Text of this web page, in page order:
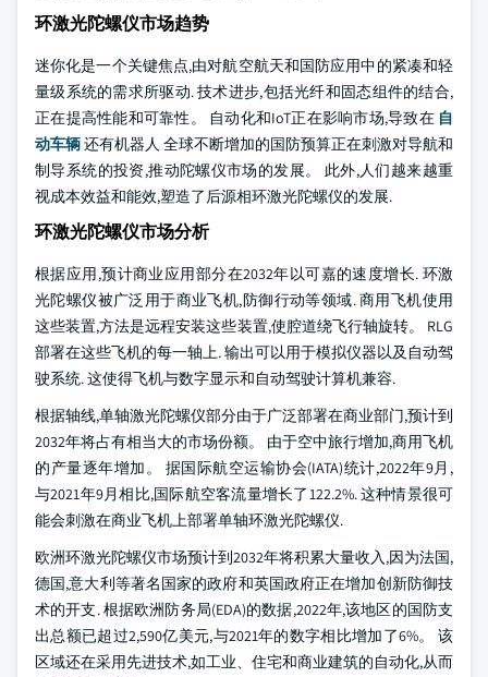
环激光陀螺仪市场趋势
迷你化是一个关键焦点,由对航空航天和国防应用中的紧凑和轻
量级系统的需求所驱动. 技术进步,包括光纤和固态组件的结合,
正在提高性能和可靠性。 自动化和IoT正在影响市场,导致在 自
动车辆还有机器人 全球不断增加的国防预算正在刺激对导航和
制导系统的投资,推动陀螺仪市场的发展。 此外,人们越来越重
视成本效益和能效,塑造了后源相环激光陀螺仪的发展.
环激光陀螺仪市场分析
根据应用,预计商业应用部分在2032年以可嘉的速度增长. 环激
光陀螺仪被广泛用于商业飞机,防御行动等领域. 商用飞机使用
这些装置,方法是远程安装这些装置,使腔道绕飞行轴旋转。 RLG
部署在这些飞机的每一轴上. 输出可以用于模拟仪器以及自动驾
驶系统. 这使得飞机与数字显示和自动驾驶计算机兼容.
根据轴线,单轴激光陀螺仪部分由于广泛部署在商业部门,预计到
2032年将占有相当大的市场份额。 由于空中旅行增加,商用飞机
的产量逐年增加。 据国际航空运输协会(IATA)统计,2022年9月,
与2021年9月相比,国际航空客流量增长了122.2%. 这种情景很可
能会刺激在商业飞机上部署单轴环激光陀螺仪.
欧洲环激光陀螺仪市场预计到2032年将积累大量收入,因为法国,
德国,意大利等著名国家的政府和英国政府正在增加创新防御技
术的开支. 根据欧洲防务局(EDA)的数据,2022年,该地区的国防支
出总额已超过2,590亿美元,与2021年的数字相比增加了6%。 该
区域还在采用先进技术,如工业、住宅和商业建筑的自动化,从而